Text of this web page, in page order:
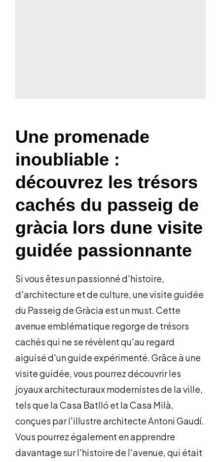
Une promenade
inoubliable :
découvrez les trésors
cachés du passeig de
gràcia lors dune visite
guidée passionnante
Si vous êtes un passionné d'histoire,
d'architecture et de culture, une visite guidée
du Passeig de Gràcia est un must. Cette
avenue emblématique regorge de trésors
cachés qui ne se révèlent qu'au regard
aiguisé d'un guide expérimenté. Grâce à une
visite guidée, vous pourrez découvrir les
joyaux architecturaux modernistes de la ville,
tels que la Casa Batlló et la Casa Milà,
conçues par l'illustre architecte Antoni Gaudí.
Vous pourrez également en apprendre
davantage sur l'histoire de l'avenue, qui était